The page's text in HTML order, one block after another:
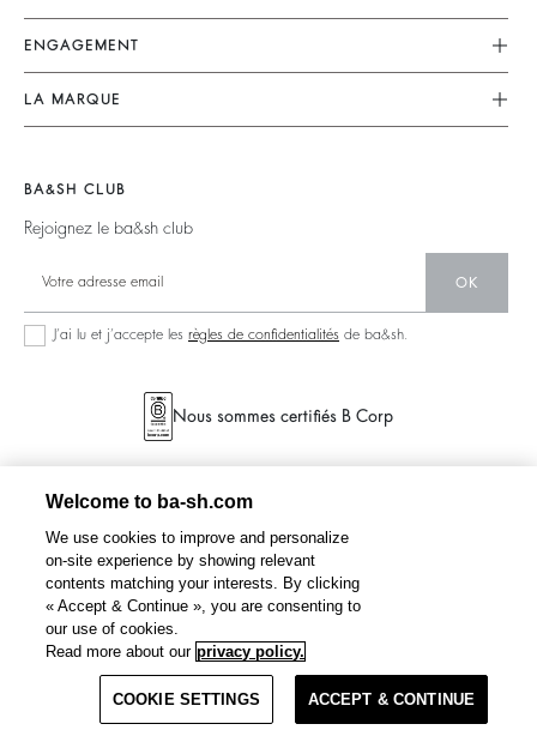
SALDA top épaules nues
SÉLECTIONNER UNE TAILLE
FAQ
Retours & Remboursements
CGV
Mentions Légales
Robes
Combinaisons
Tops & Chemises
Pulls & Cardigans
Dos Nus
ENGAGEMENT
Nos Actions
Collection Responsable
Matières
Seconde Main
LA MARQUE
Barbara & Sharon
125 Et Après
Nos Boutiques
BA&SH CLUB
Rejoignez le ba&sh club
OK
J’ai lu et j’accepte les règles de confidentialités de ba&sh.
Nous sommes certifiés B Corp
Welcome to ba-sh.com
We use cookies to improve and personalize
on-site experience by showing relevant
contents matching your interests. By clicking
« Accept & Continue », you are consenting to
our use of cookies.
Read more about our privacy policy.
COOKIE SETTINGS ACCEPT & CONTINUE